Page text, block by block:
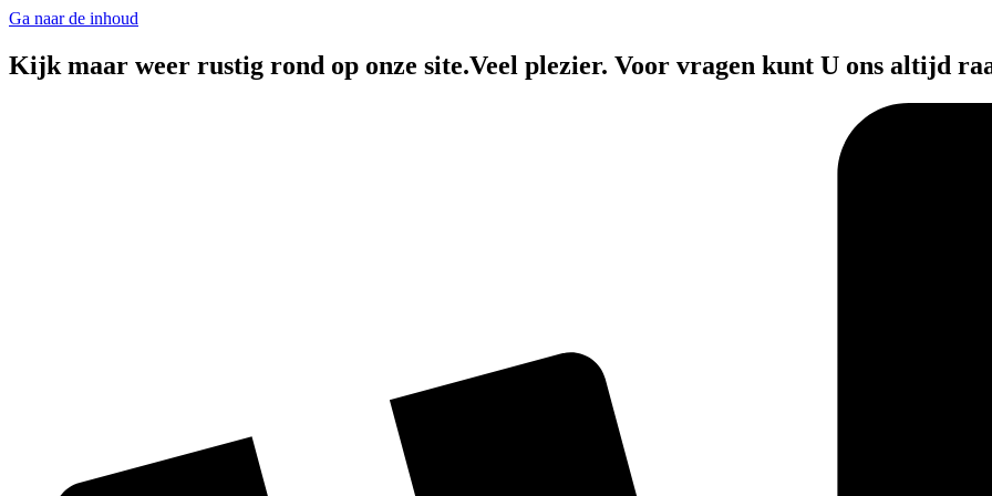
Ga naar de inhoud
Kijk maar weer rustig rond op onze site.Veel plezier. Voor vragen kunt U ons altijd